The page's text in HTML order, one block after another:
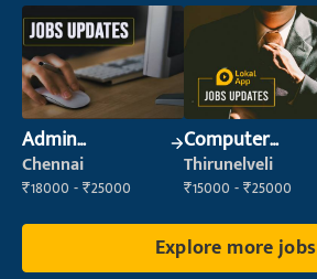
Admin
Supervisor
Chennai
₹18000 - ₹25000
Computer
Operator
Thirunelveli
₹15000 - ₹25000
Explore more jobs